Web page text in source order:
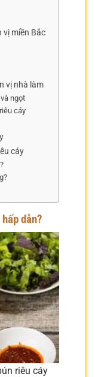
vị miền Bắc
vị nhà làm
ngọt
cáy
cáy
dẫn?
riêu cáy